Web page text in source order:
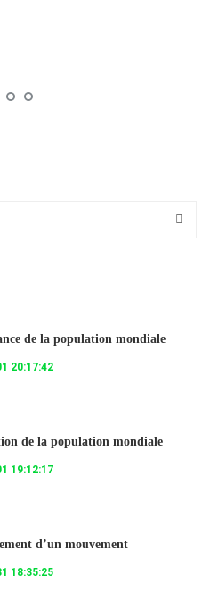
de la population mondiale
20:17:42
de la population mondiale
19:12:17
d’un mouvement
18:35:25